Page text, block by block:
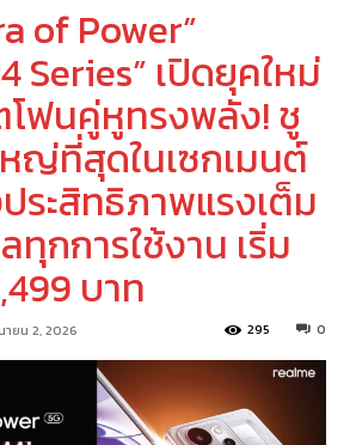
of Power”
Series” เปิดยุคใหม่
โฟนคู่หูทรงพลัง! ชู
ญ่ที่สุดในเซกเมนต์
ะสิทธิภาพแรงเต็ม
กการใช้งาน เริ่ม
บาท
ายน 2, 2026 0
295